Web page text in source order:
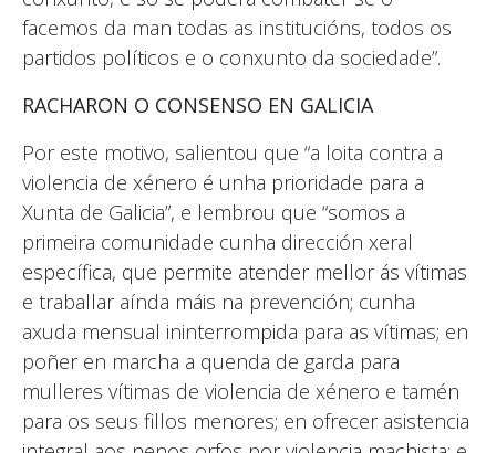
facemos da man todas as institucións, todos os
partidos políticos e o conxunto da sociedade”.
RACHARON O CONSENSO EN GALICIA
Por este motivo, salientou que “a loita contra a
violencia de xénero é unha prioridade para a
Xunta de Galicia”, e lembrou que “somos a
primeira comunidade cunha dirección xeral
específica, que permite atender mellor ás vítimas
e traballar aínda máis na prevención; cunha
axuda mensual ininterrompida para as vítimas; en
poñer en marcha a quenda de garda para
mulleres vítimas de violencia de xénero e tamén
para os seus fillos menores; en ofrecer asistencia